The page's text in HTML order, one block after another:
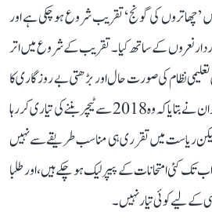
’چھاتروں کی گونج‘ تقریب شروع ہو چکی ہے اور
نعروں کے ساتھ کیا۔ تقریب کے شروع میں اتر
میں تعلیمی نظام کی صورت حال اور بڑھتی بے روزگاری کا
درد بیان کیا۔ اویناش نامی ایک نوجوان نے بتایا کہ وہ 2018 سے ٹیچر بننے کی تیاری کر رہا
لیکن ریاست میں تقرری ہی مناسب طریقے سے نہیں
تک کئی امتحانات کے پیپر لیک ہو چکے ہیں، اور طلبا
کے لیے کوئی تیار نہیں۔